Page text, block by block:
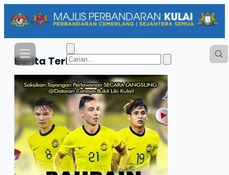
Berita Terkini